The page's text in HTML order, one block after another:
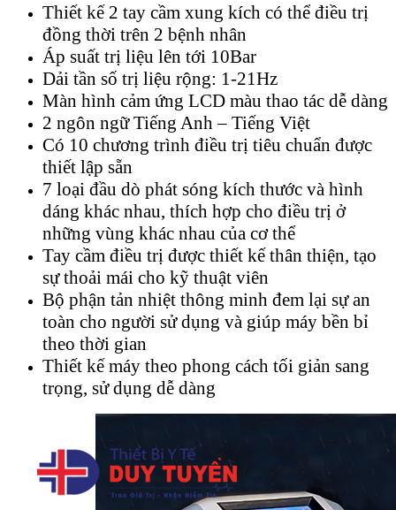
Thiết kế 2 tay cầm xung kích có thể điều trị
đồng thời trên 2 bệnh nhân
Áp suất trị liệu lên tới 10Bar
Dải tần số trị liệu rộng: 1-21Hz
Màn hình cảm ứng LCD màu thao tác dễ dàng
2 ngôn ngữ Tiếng Anh – Tiếng Việt
Có 10 chương trình điều trị tiêu chuẩn được
thiết lập sẵn
7 loại đầu dò phát sóng kích thước và hình
dáng khác nhau, thích hợp cho điều trị ở
những vùng khác nhau của cơ thể
Tay cầm điều trị được thiết kế thân thiện, tạo
sự thoải mái cho kỹ thuật viên
Bộ phận tản nhiệt thông minh đem lại sự an
toàn cho người sử dụng và giúp máy bền bỉ
theo thời gian
Thiết kế máy theo phong cách tối giản sang
trọng, sử dụng dễ dàng